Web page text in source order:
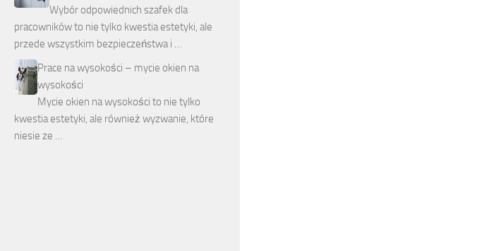
Wybór odpowiednich szafek dla
pracowników to nie tylko kwestia estetyki, ale
przede wszystkim bezpieczeństwa i …
Prace na wysokości – mycie okien na
wysokości
Mycie okien na wysokości to nie tylko
kwestia estetyki, ale również wyzwanie, które
niesie ze …